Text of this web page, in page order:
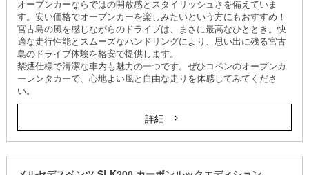
オープンカーならではの開放感とスタイリッシュさを備えていま
す。安い価格でオープンカーを楽しみたいという方にもおすすめ！
宮古島の風を感じながらのドライブは、まさに最高なひととき。快
適な走行性能とスムーズなハンドリングにより、思い出に残る宮古
島のドライブ体験を格安で提供します。
禁煙仕様で清潔な車内も魅力の一つです。ぜひコペンのオープンカ
ーレンタカーで、心地よい風と自由な走りを体感してみてくださ
い。
詳細